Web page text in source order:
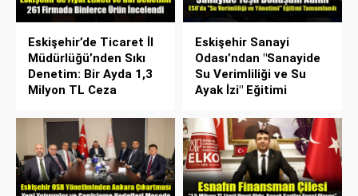
Eskişehir’de Ticaret İl
Müdürlüğü’nden Sıkı
Denetim: Bir Ayda 1,3
Milyon TL Ceza
Eskişehir Sanayi
Odası’ndan "Sanayide
Su Verimliliği ve Su
Ayak İzi" Eğitimi